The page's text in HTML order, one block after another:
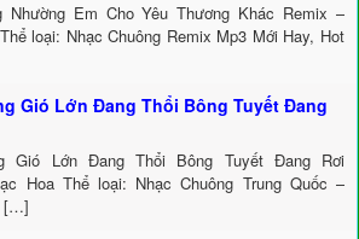
Nhường Em Cho Yêu Thương Khác Remix –
loại: Nhạc Chuông Remix Mp3 Mới Hay, Hot
Gió Lớn Đang Thổi Bông Tuyết Đang
Gió Lớn Đang Thổi Bông Tuyết Đang Rơi
Hoa Thể loại: Nhạc Chuông Trung Quốc –
[…]